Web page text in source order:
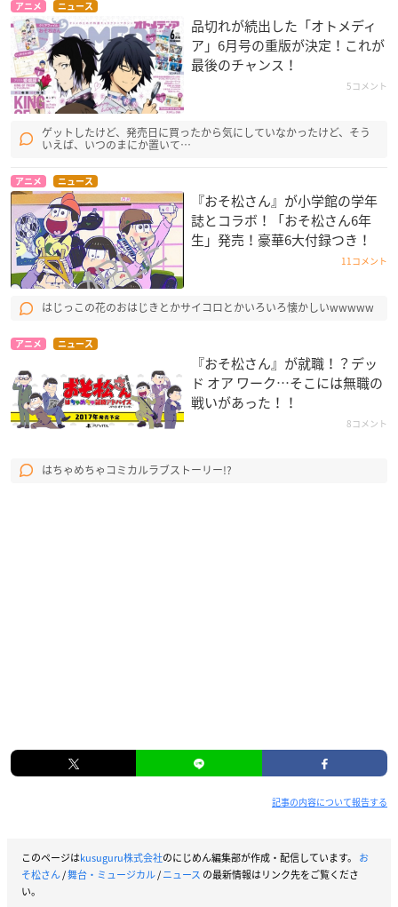
アニメ ニュース
品切れが続出した「オトメディ
ア」6月号の重版が決定！これが
最後のチャンス！
5コメント
ゲットしたけど、発売日に買ったから気にしていなかったけど、そう
いえば、いつのまにか置いて…
アニメ ニュース
『おそ松さん』が小学館の学年
誌とコラボ！「おそ松さん6年
生」発売！豪華6大付録つき！
11コメント
はじっこの花のおはじきとかサイコロとかいろいろ懐かしいwwwww
アニメ ニュース
『おそ松さん』が就職！？デッ
ド オア ワーク…そこには無職の
戦いがあった！！
8コメント
はちゃめちゃコミカルラブストーリー!?
記事の内容について報告する
このページはkusuguru株式会社のにじめん編集部が作成・配信しています。 お
そ松さん/舞台・ミュージカル/ニュース の最新情報はリンク先をご覧くださ
い。